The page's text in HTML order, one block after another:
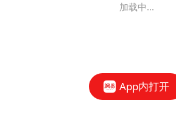
加载中...
App内打开